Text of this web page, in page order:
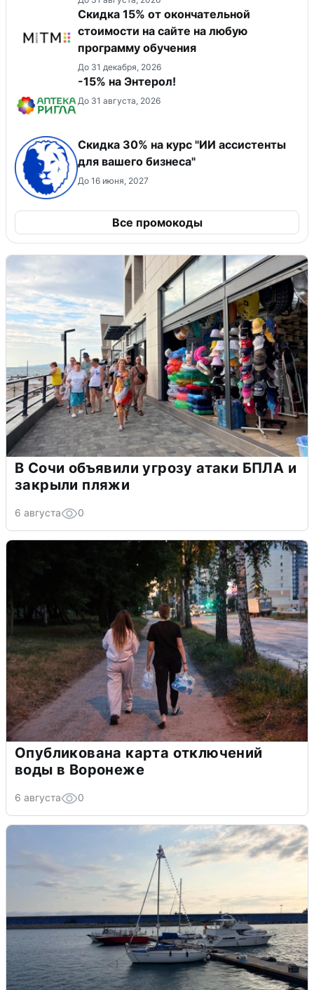
Скидка 15% от окончательной
стоимости на сайте на любую
программу обучения
До 31 декабря, 2026
-15% на Энтерол!
До 31 августа, 2026
Скидка 30% на курс "ИИ ассистенты
для вашего бизнеса"
До 16 июня, 2027
Все промокоды
В Сочи объявили угрозу атаки БПЛА и
закрыли пляжи
6 августа 0
Опубликована карта отключений
воды в Воронеже
6 августа 0